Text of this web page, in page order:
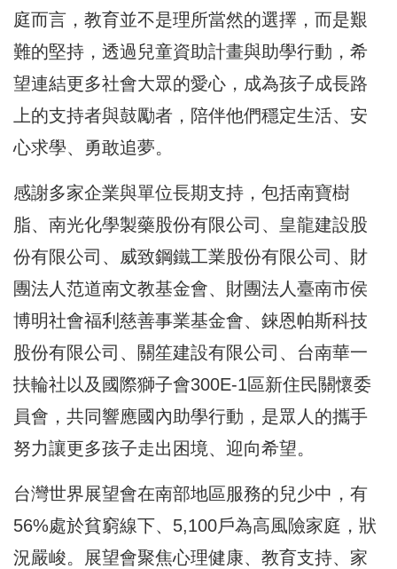
庭而言，教育並不是理所當然的選擇，而是艱
難的堅持，透過兒童資助計畫與助學行動，希
望連結更多社會大眾的愛心，成為孩子成長路
上的支持者與鼓勵者，陪伴他們穩定生活、安
心求學、勇敢追夢。
感謝多家企業與單位長期支持，包括南寶樹
脂、南光化學製藥股份有限公司、皇龍建設股
份有限公司、威致鋼鐵工業股份有限公司、財
團法人范道南文教基金會、財團法人臺南市侯
博明社會福利慈善事業基金會、錸恩帕斯科技
股份有限公司、關笙建設有限公司、台南華一
扶輪社以及國際獅子會300E-1區新住民關懷委
員會，共同響應國內助學行動，是眾人的攜手
努力讓更多孩子走出困境、迎向希望。
台灣世界展望會在南部地區服務的兒少中，有
56%處於貧窮線下、5,100戶為高風險家庭，狀
況嚴峻。展望會聚焦心理健康、教育支持、家